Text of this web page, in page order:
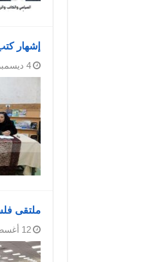
إشهار
4 ديسمبر، 2024
ملتقى
12 أغسطس، 2024